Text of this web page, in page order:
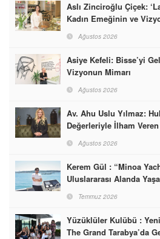
Aslı Zinciroğlu Çiçek:
Kadın Emeğinin ve
Başarabileceğinin En
Ağustos 2026
Asiye Kefeli: Bisse’yi
Vizyonun Mimarı
Ağustos 2026
Av. Ahu Uslu Yılmaz:
Değerleriyle İlham
Ağustos 2026
Kerem Gül : “Minoa
Uluslararası Alanda
Markası Olacak”
Temmuz 2026
Yüzüklüler Kulübü :
The Grand Tarabya’da